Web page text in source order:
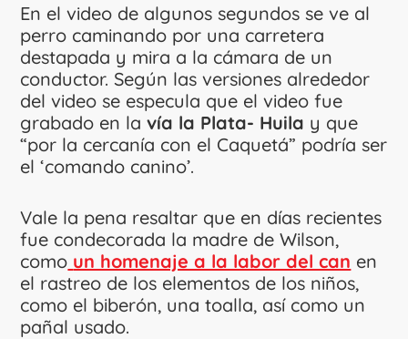
En el video de algunos segundos se ve al
perro caminando por una carretera
destapada y mira a la cámara de un
conductor. Según las versiones alrededor
del video se especula que el video fue
grabado en lavía la Plata- Huila y que
“por la cercanía con el Caquetá” podría ser
el ‘comando canino’.
Vale la pena resaltar que en días recientes
fue condecorada la madre de Wilson,
como un homenaje a la labor del can en
el rastreo de los elementos de los niños,
como el biberón, una toalla, así como un
pañal usado.